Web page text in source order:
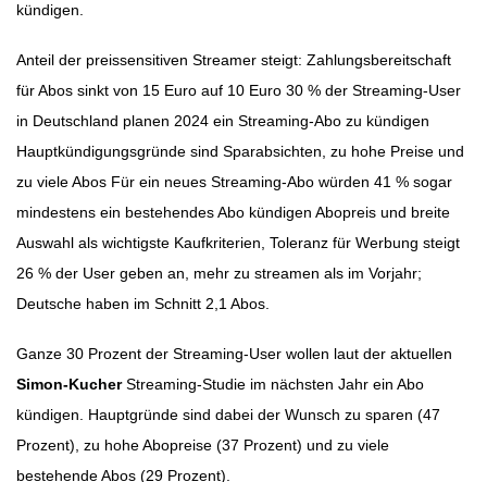
kündigen.
Anteil der preissensitiven Streamer steigt: Zahlungsbereitschaft
für Abos sinkt von 15 Euro auf 10 Euro 30 % der Streaming-User
in Deutschland planen 2024 ein Streaming-Abo zu kündigen
Hauptkündigungsgründe sind Sparabsichten, zu hohe Preise und
zu viele Abos Für ein neues Streaming-Abo würden 41 % sogar
mindestens ein bestehendes Abo kündigen Abopreis und breite
Auswahl als wichtigste Kaufkriterien, Toleranz für Werbung steigt
26 % der User geben an, mehr zu streamen als im Vorjahr;
Deutsche haben im Schnitt 2,1 Abos.
Ganze 30 Prozent der Streaming-User wollen laut der aktuellen
Simon-KucherStreaming-Studie im nächsten Jahr ein Abo
kündigen. Hauptgründe sind dabei der Wunsch zu sparen (47
Prozent), zu hohe Abopreise (37 Prozent) und zu viele
bestehende Abos (29 Prozent).